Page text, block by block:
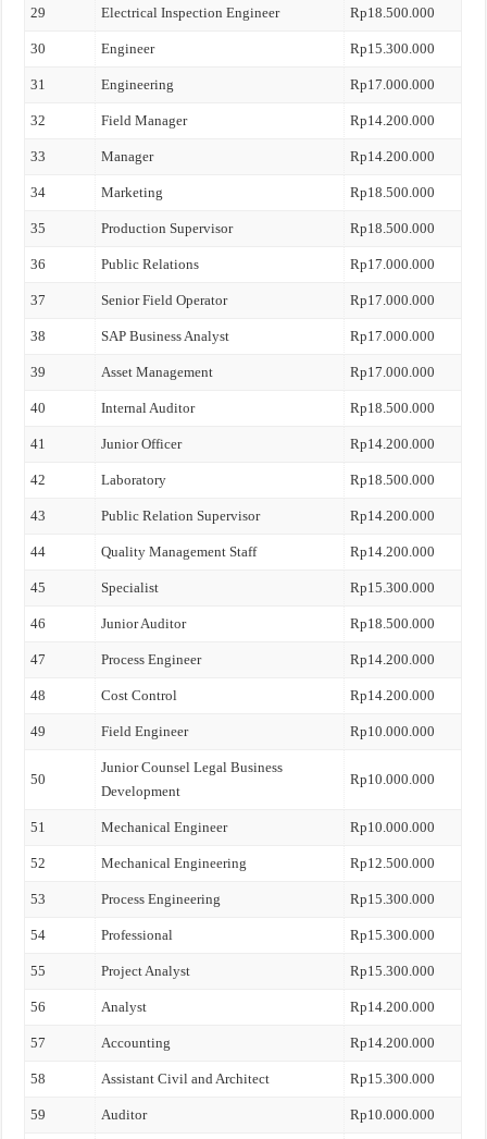
29 Electrical Inspection Engineer Rp18.500.000
30 Engineer Rp15.300.000
31 Engineering Rp17.000.000
32 Field Manager Rp14.200.000
33 Manager Rp14.200.000
34 Marketing Rp18.500.000
35 Production Supervisor Rp18.500.000
36 Public Relations Rp17.000.000
37 Senior Field Operator Rp17.000.000
38 SAP Business Analyst Rp17.000.000
39 Asset Management Rp17.000.000
40 Internal Auditor Rp18.500.000
41 Junior Officer Rp14.200.000
42 Laboratory Rp18.500.000
43 Public Relation Supervisor Rp14.200.000
44 Quality Management Staff Rp14.200.000
45 Specialist Rp15.300.000
46 Junior Auditor Rp18.500.000
47 Process Engineer Rp14.200.000
48 Cost Control Rp14.200.000
49 Field Engineer Rp10.000.000
50
Junior Counsel Legal Business
Development
Rp10.000.000
51 Mechanical Engineer Rp10.000.000
52 Mechanical Engineering Rp12.500.000
53 Process Engineering Rp15.300.000
54 Professional Rp15.300.000
55 Project Analyst Rp15.300.000
56 Analyst Rp14.200.000
57 Accounting Rp14.200.000
58 Assistant Civil and Architect Rp15.300.000
59 Auditor Rp10.000.000